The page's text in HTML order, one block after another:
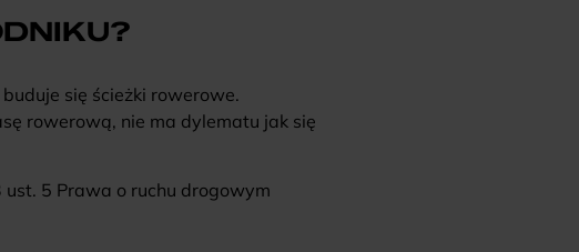
się ścieżki rowerowe.
rowerową, nie ma dylematu jak się
5 Prawa o ruchu drogowym